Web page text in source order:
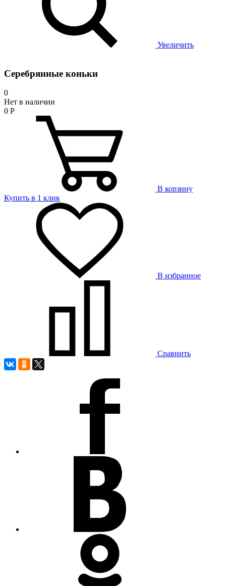
Увеличить
Серебрянные коньки
0
Нет в наличии
0 Р
В корзину
Купить в 1 клик
В избранное
Сравнить